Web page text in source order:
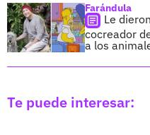
Farándula
Le
cocreador
a los
Te puede interesar: